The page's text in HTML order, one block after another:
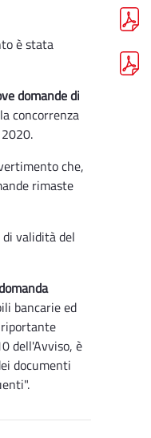
è stata
domande di
concorrenza
che,
rimaste
validità del
bancarie ed
dell'Avviso, è
documenti